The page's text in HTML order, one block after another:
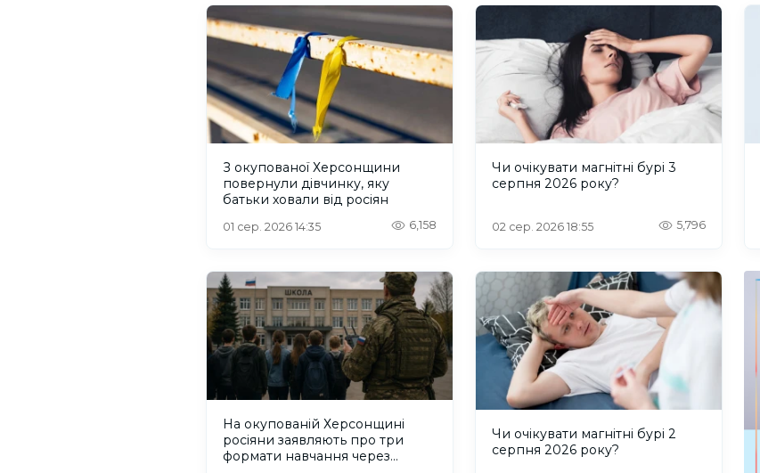
З окупованої Херсонщини
повернули дівчинку, яку
батьки ховали від росіян
01 сер. 2026 14:35 6,158
Чи очікувати магнітні бурі 3
серпня 2026 року?
02 сер. 2026 18:55 5,796
На окупованій Херсонщині
росіяни заявляють про три
формати навчання через
Чи очікувати магнітні бурі 2
серпня 2026 року?